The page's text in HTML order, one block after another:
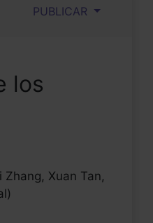
PUBLICAR
los
Zhang, Xuan Tan,